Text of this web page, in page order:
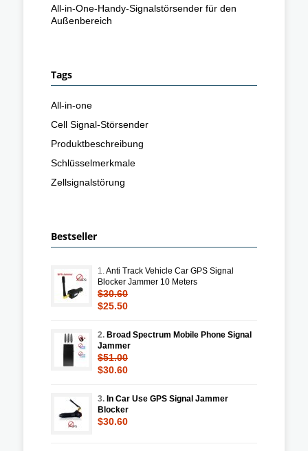
All-in-One-Handy-Signalstörsender für den
Außenbereich
Tags
All-in-one
Cell Signal-Störsender
Produktbeschreibung
Schlüsselmerkmale
Zellsignalstörung
Bestseller
1.Anti Track Vehicle Car GPS Signal
Blocker Jammer 10 Meters
$30.60
$25.50
2. Broad Spectrum Mobile Phone Signal
Jammer
$51.00
$30.60
3. In Car Use GPS Signal Jammer
Blocker
$30.60